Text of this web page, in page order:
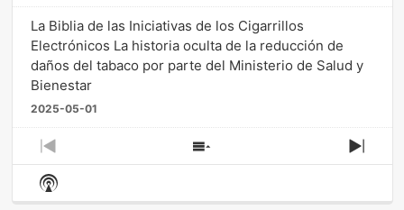
La Biblia de las Iniciativas de los Cigarrillos
Electrónicos La historia oculta de la reducción de
daños del tabaco por parte del Ministerio de Salud y
Bienestar
2025-05-01
Previous
Episode
Show
Episodes
Next
Show
Podcast